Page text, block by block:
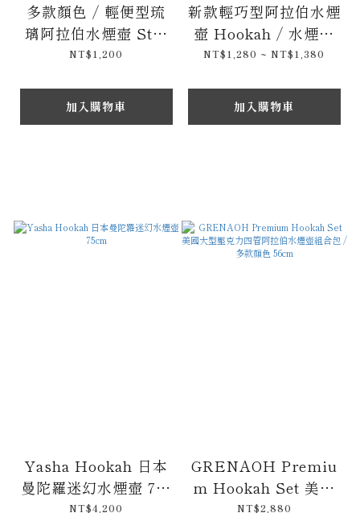
多款顏色 / 輕便型琉
璃阿拉伯水煙壺 Star
Hookah 33cm
NT$1,200
加入購物車
新款輕巧型阿拉伯水煙
壺 Hookah / 水煙專
用 - 單管 / 雙管 32cm
NT$1,280 ~ NT$1,380
加入購物車
Yasha Hookah 日本
曼陀羅迷幻水煙壺 75c
NT$4,200
GRENAOH Premiu
m Hookah Set 美國
NT$2,880